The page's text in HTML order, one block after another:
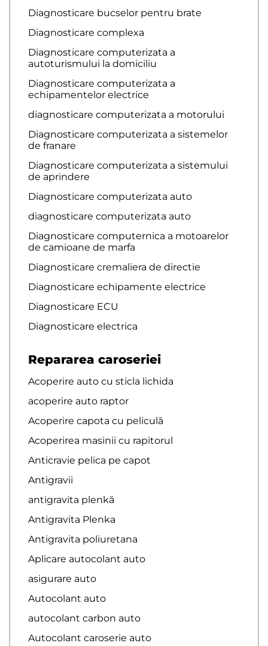
Diagnosticare bucselor pentru brate
Diagnosticare complexa
Diagnosticare computerizata a
autoturismului la domiciliu
Diagnosticare computerizata a
echipamentelor electrice
diagnosticare computerizata a motorului
Diagnosticare computerizata a sistemelor
de franare
Diagnosticare computerizata a sistemului
de aprindere
Diagnosticare computerizata auto
diagnosticare computerizata auto
Diagnosticare computernica a motoarelor
de camioane de marfa
Diagnosticare cremaliera de directie
Diagnosticare echipamente electrice
Diagnosticare ECU
Diagnosticare electrica
Repararea caroseriei
Acoperire auto cu sticla lichida
acoperire auto raptor
Acoperire capota cu peliculă
Acoperirea masinii cu rapitorul
Anticravie pelica pe capot
Antigravii
antigravita plenkă
Antigravita Plenka
Antigravita poliuretana
Aplicare autocolant auto
asigurare auto
Autocolant auto
autocolant carbon auto
Autocolant caroserie auto